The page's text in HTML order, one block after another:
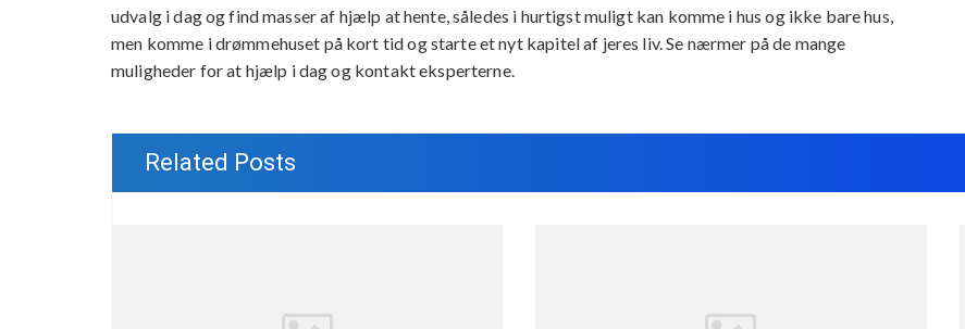
udvalg i dag og find masser af hjælp at hente, således i hurtigst muligt kan komme i hus og ikke bare hus,
men komme i drømmehuset på kort tid og starte et nyt kapitel af jeres liv. Se nærmer på de mange
muligheder for at hjælp i dag og kontakt eksperterne.
Related Posts